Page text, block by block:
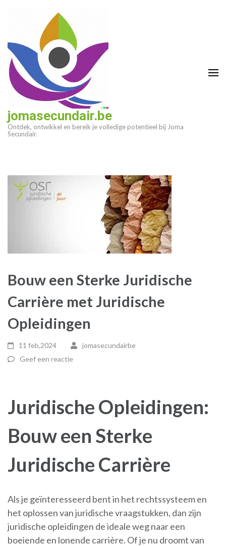
(druk
enter)
jomasecundair.be
Ontdek, ontwikkel en bereik je volledige potentieel bij Joma
Secundair.
Bouw een Sterke Juridische
Carrière met Juridische
Opleidingen
11 feb,2024
jomasecundairbe
Geef een reactie
Juridische Opleidingen:
Bouw een Sterke
Juridische Carrière
Als je geïnteresseerd bent in het rechtssysteem en
het oplossen van juridische vraagstukken, dan zijn
juridische opleidingen de ideale weg naar een
boeiende en lonende carrière. Of je nu droomt van